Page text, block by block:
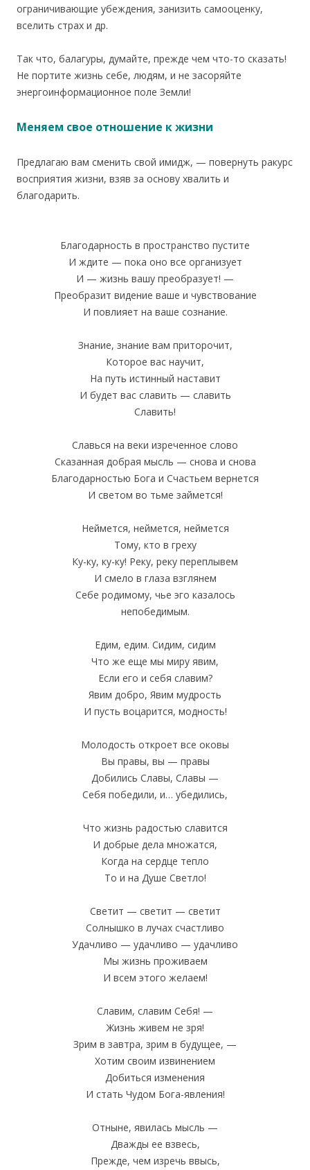
ограничивающие убеждения, занизить самооценку,
вселить страх и др.
Так что, балагуры, думайте, прежде чем что-то сказать!
Не портите жизнь себе, людям, и не засоряйте
энергоинформационное поле Земли!
Меняем свое отношение к жизни
Предлагаю вам сменить свой имидж, — повернуть ракурс
восприятия жизни, взяв за основу хвалить и
благодарить.
Благодарность в пространство пустите
И ждите — пока оно все организует
И — жизнь вашу преобразует! —
Преобразит видение ваше и чувствование
И повлияет на ваше сознание.
Знание, знание вам приторочит,
Которое вас научит,
На путь истинный наставит
И будет вас славить — славить
Славить!
Славься на веки изреченное слово
Сказанная добрая мысль — снова и снова
Благодарностью Бога и Счастьем вернется
И светом во тьме займется!
Неймется, неймется, неймется
Тому, кто в греху
Ку-ку, ку-ку! Реку, реку переплывем
И смело в глаза взглянем
Себе родимому, чье эго казалось
непобедимым.
Едим, едим. Сидим, сидим
Что же еще мы миру явим,
Если его и себя славим?
Явим добро, Явим мудрость
И пусть воцарится, модность!
Молодость откроет все оковы
Вы правы, вы — правы
Добились Славы, Славы —
Себя победили, и… убедились,
Что жизнь радостью славится
И добрые дела множатся,
Когда на сердце тепло
То и на Душе Светло!
Светит — светит — светит
Солнышко в лучах счастливо
Удачливо — удачливо — удачливо
Мы жизнь проживаем
И всем этого желаем!
Славим, славим Себя! —
Жизнь живем не зря!
Зрим в завтра, зрим в будущее, —
Хотим своим извинением
Добиться изменения
И стать Чудом Бога-явления!
Отныне, явилась мысль —
Дважды ее взвесь,
Прежде, чем изречь ввысь,